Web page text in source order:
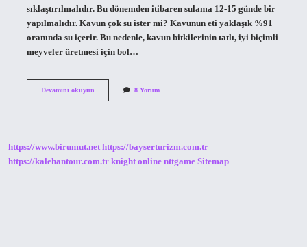
sıklaştırılmalıdır. Bu dönemden itibaren sulama 12-15 günde bir
yapılmalıdır. Kavun çok su ister mi? Kavunun eti yaklaşık %91
oranında su içerir. Bu nedenle, kavun bitkilerinin tatlı, iyi biçimli
meyveler üretmesi için bol…
Devamını okuyunKavun
8 Yorum
https://www.birumut.net https://bayserturizm.com.tr
https://kalehantour.com.tr knight online nttgame Sitemap